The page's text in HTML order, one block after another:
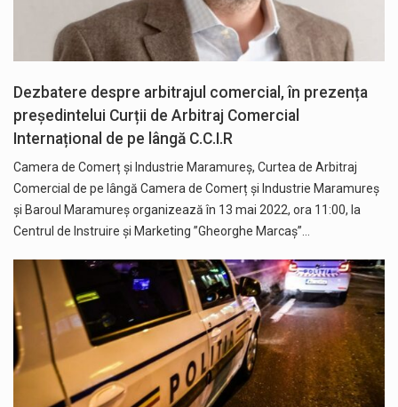
Dezbatere despre arbitrajul comercial, în prezența
președintelui Curții de Arbitraj Comercial
Internațional de pe lângă C.C.I.R
Camera de Comerț și Industrie Maramureș, Curtea de Arbitraj
Comercial de pe lângă Camera de Comerț și Industrie Maramureș
și Baroul Maramureș organizează în 13 mai 2022, ora 11:00, la
Centrul de Instruire și Marketing ”Gheorghe Marcaș”…